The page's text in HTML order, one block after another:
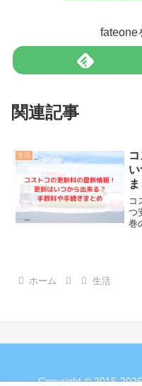
fateone
関連記事
生活
コ
つ
巻
ホーム
生活
Copyright © 2015-